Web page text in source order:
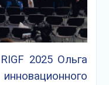
RIGF 2025 Ольга